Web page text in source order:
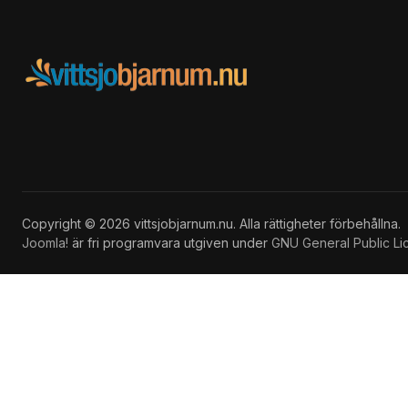
Copyright © 2026 vittsjobjarnum.nu. Alla rättigheter förbehållna.
Joomla! är fri programvara utgiven under GNU General Public